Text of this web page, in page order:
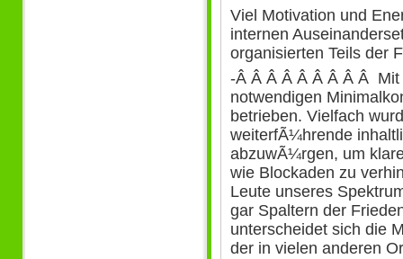
Viel Motivation und
internen
organisierten Teils der
-Â Â Â Â Â Â Â Â Â
notwendigen
betrieben. Vielfach
weiterfÃ¼hrende
abzuwÃ¼rgen, um
wie Blockaden zu
Leute unseres
gar Spaltern der
unterscheidet sich die
der in vielen anderen